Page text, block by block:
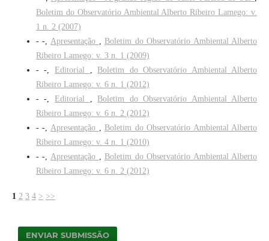
Boletim do Observatório Ambiental Alberto Ribeiro Lamego: v.
1 n. 2 (2007)
- -, Apresentação , Boletim do Observatório Ambiental Alberto
Ribeiro Lamego: v. 3 n. 1 (2009)
- -, Editorial , Boletim do Observatório Ambiental Alberto
Ribeiro Lamego: v. 6 n. 1 (2012)
- -, Editorial , Boletim do Observatório Ambiental Alberto
Ribeiro Lamego: v. 6 n. 2 (2012)
- -, Apresentação , Boletim do Observatório Ambiental Alberto
Ribeiro Lamego: v. 4 n. 1 (2010)
- -, Apresentação , Boletim do Observatório Ambiental Alberto
Ribeiro Lamego: v. 6 n. 2 (2012)
1 2 3 4 > >>
ENVIAR SUBMISSÃO